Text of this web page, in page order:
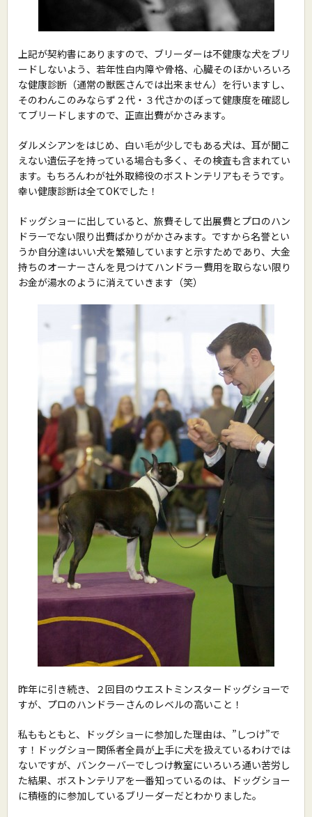
上記が契約書にありますので、ブリーダーは不健康な犬をブリ
ードしないよう、若年性白内障や骨格、心臓そのほかいろいろ
な健康診断（通常の獣医さんでは出来ません）を行いますし、
そのわんこのみならず２代・３代さかのぼって健康度を確認し
てブリードしますので、正直出費がかさみます。
ダルメシアンをはじめ、白い毛が少しでもある犬は、耳が聞こ
えない遺伝子を持っている場合も多く、その検査も含まれてい
ます。もちろんわが社外取締役のボストンテリアもそうです。
幸い健康診断は全てOKでした！
ドッグショーに出していると、旅費そして出展費とプロのハン
ドラーでない限り出費ばかりがかさみます。ですから名誉とい
うか自分達はいい犬を繁殖していますと示すためであり、大金
持ちのオーナーさんを見つけてハンドラー費用を取らない限り
お金が湯水のように消えていきます（笑）
昨年に引き続き、２回目のウエストミンスタードッグショーで
すが、プロのハンドラーさんのレベルの高いこと！
私ももともと、ドッグショーに参加した理由は、”しつけ”で
す！ドッグショー関係者全員が上手に犬を扱えているわけでは
ないですが、バンクーバーでしつけ教室にいろいろ通い苦労し
た結果、ボストンテリアを一番知っているのは、ドッグショー
に積極的に参加しているブリーダーだとわかりました。